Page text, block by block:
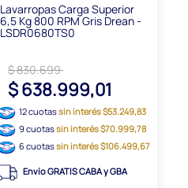
Lavarropas Carga Superior
6,5 Kg 800 RPM Gris Drean -
LSDR0680TS0
$ 830.699
$ 638.999,01
12 cuotassin interés $53.249,83
9 cuotassin interés $70.999,78
6 cuotassin interés $106.499,67
Envío GRATIS CABA y GBA